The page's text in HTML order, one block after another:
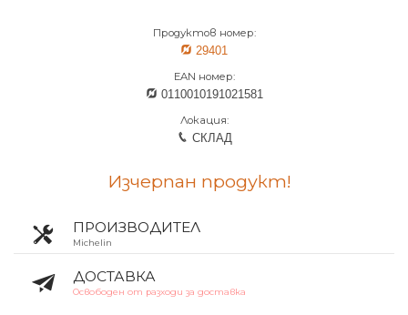
Продуктов номер:
29401
EAN номер:
0110010191021581
Локация:
СКЛАД
Изчерпан продукт!
ПРОИЗВОДИТЕЛ
Michelin
ДОСТАВКА
Освободен от разходи за доставка